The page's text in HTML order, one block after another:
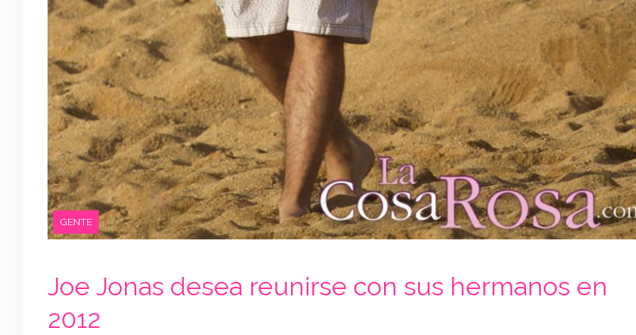
GENTE
Joe Jonas desea reunirse con sus hermanos en
2012